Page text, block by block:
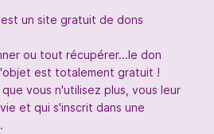
un site gratuit de dons
ou tout récupérer...le don
est totalement gratuit !
vous n'utilisez plus, vous leur
et qui s'inscrit dans une